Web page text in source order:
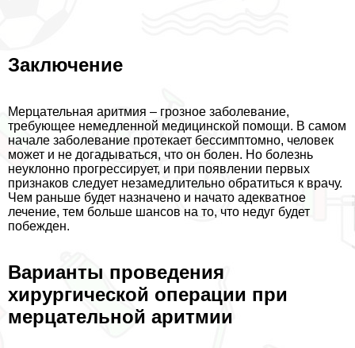
Заключение
Мерцательная аритмия – грозное заболевание,
требующее немедленной медицинской помощи. В самом
начале заболевание протекает бессимптомно, человек
может и не догадываться, что он болен. Но болезнь
неуклонно прогрессирует, и при появлении первых
признаков следует незамедлительно обратиться к врачу.
Чем раньше будет назначено и начато адекватное
лечение, тем больше шансов на то, что недуг будет
побежден.
Варианты проведения
хирургической операции при
мерцательной аритмии